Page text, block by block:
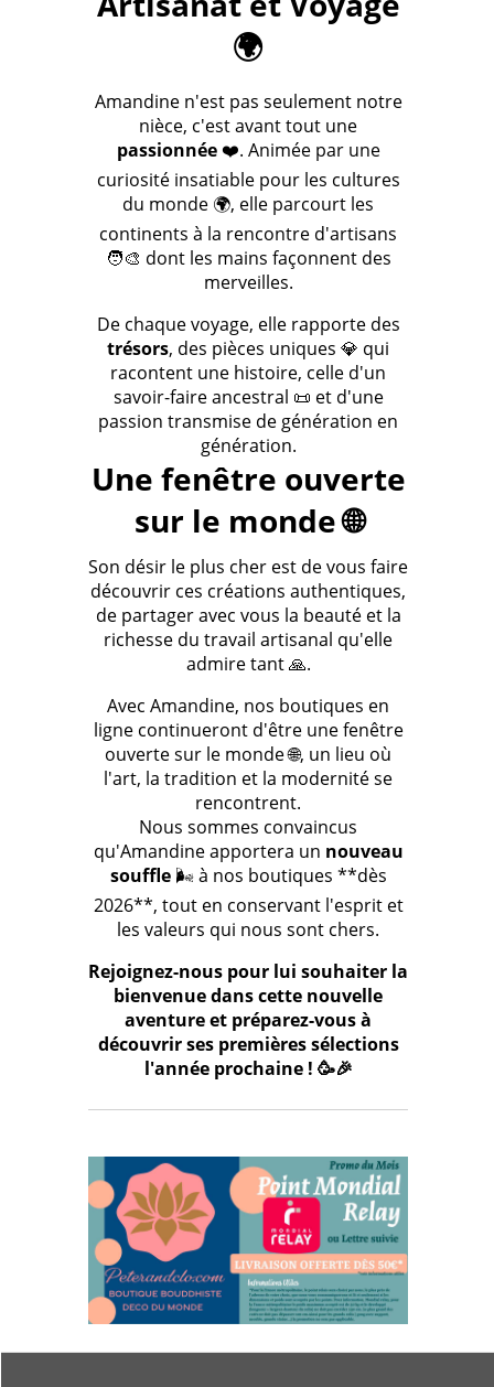
🌍
Amandine n'est pas seulement notre
nièce, c'est avant tout une
passionnée❤️. Animée par une
curiosité insatiable pour les cultures
du monde 🌍, elle parcourt les
continents à la rencontre d'artisans
🧑‍🎨 dont les mains façonnent des
merveilles.
De chaque voyage, elle rapporte des
trésors, des pièces uniques 💎 qui
racontent une histoire, celle d'un
savoir-faire ancestral 📜 et d'une
passion transmise de génération en
génération.
Une fenêtre ouverte
sur le monde 🌐
Son désir le plus cher est de vous faire
découvrir ces créations authentiques,
de partager avec vous la beauté et la
richesse du travail artisanal qu'elle
admire tant 🙏.
Avec Amandine, nos boutiques en
ligne continueront d'être une fenêtre
ouverte sur le monde 🌐, un lieu où
l'art, la tradition et la modernité se
rencontrent.
Nous sommes convaincus
qu'Amandine apportera un nouveau
souffle🌬️ à nos boutiques **dès
2026**, tout en conservant l'esprit et
les valeurs qui nous sont chers.
Rejoignez-nous pour lui souhaiter la
bienvenue dans cette nouvelle
aventure et préparez-vous à
découvrir ses premières sélections
l'année prochaine ! 🥳🎉